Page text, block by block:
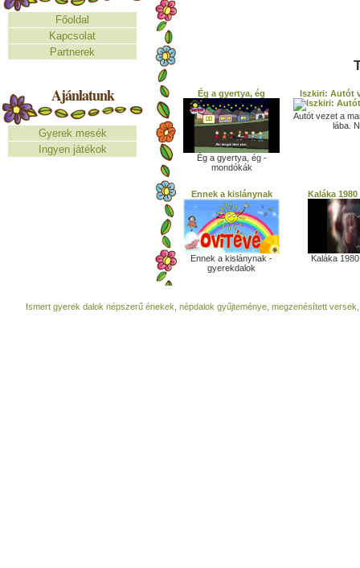
Főoldal
Kapcsolat
Partnerek
Ajánlatunk
Gyerek mesék
Ingyen játékok
Ég a gyertya, ég
Ég a gyertya, ég -
mondókák
Iszkiri: Autót
Autót vezet a
lába.
Ennek a kislánynak
Ennek a kislánynak -
gyerekdalok
Kaláka
Kaláka
Ismert gyerek dalok népszerű énekek, népdalok gyűjteménye, megzenésített